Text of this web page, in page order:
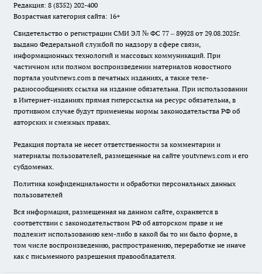
Редакция: 8 (8352) 202-400
Возрастная категория сайта: 16+
Свидетельство о регистрации СМИ ЭЛ № ФС 77 – 89928 от 29.08.2025г.
выдано Федеральной службой по надзору в сфере связи,
информационных технологий и массовых коммуникаций. При
частичном или полном воспроизведении материалов новостного
портала youtvnews.com в печатных изданиях, а также теле-
радиосообщениях ссылка на издание обязательна. При использовании
в Интернет-изданиях прямая гиперссылка на ресурс обязательна, в
противном случае будут применены нормы законодательства РФ об
авторских и смежных правах.
Редакция портала не несет ответственности за комментарии и
материалы пользователей, размещенные на сайте youtvnews.com и его
субдоменах.
Политика конфиденциальности и обработки персональных данных
пользователей
Вся информация, размещенная на данном сайте, охраняется в
соответствии с законодательством РФ об авторском праве и не
подлежит использованию кем-либо в какой бы то ни было форме, в
том числе воспроизведению, распространению, переработке не иначе
как с письменного разрешения правообладателя.